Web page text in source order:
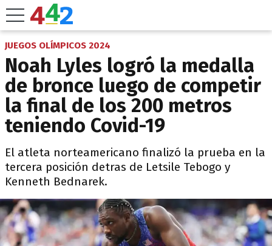
JUEGOS OLÍMPICOS 2024
Noah Lyles logró la medalla
de bronce luego de competir
la final de los 200 metros
teniendo Covid-19
El atleta norteamericano finalizó la prueba en la
tercera posición detras de Letsile Tebogo y
Kenneth Bednarek.